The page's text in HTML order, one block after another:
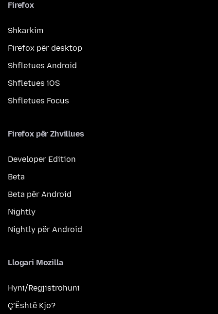
Firefox
Shkarkim
Firefox për desktop
Shfletues Android
Shfletues iOS
Shfletues Focus
Firefox për Zhvillues
Developer Edition
Beta
Beta për Android
Nightly
Nightly për Android
Llogari Mozilla
Hyni/Regjistrohuni
Ç’Është Kjo?